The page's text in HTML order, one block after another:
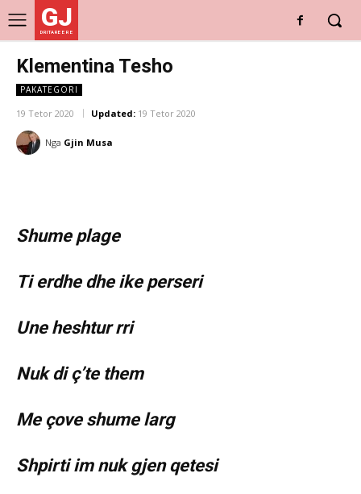
GJ
DRITARE E RE
Klementina Tesho
PAKATEGORI
19 Tetor 2020 Updated: 19 Tetor 2020
Nga Gjin Musa
Shume plage
Ti erdhe dhe ike perseri
Une heshtur rri
Nuk di ç’te them
Me çove shume larg
Shpirti im nuk gjen qetesi